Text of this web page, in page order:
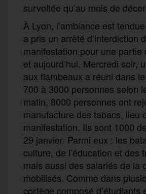
survoltée qu’au mois de
À Lyon, l’ambiance est
a pris un arrêté d’interdiction
manifestation pour une partie
et aujourd’hui. Mercredi soir,
aux flambeaux a réuni dans
700 à 3000 personnes selon
matin, 8000 personnes ont
manufacture des tabacs, lieu
manifestation. Ils sont 1000
29 janvier. Parmi eux : les
culture, de l’éducation et des
mais aussi des salariés de la
mobilisés. Comme dans
cortège composé d’étudiants